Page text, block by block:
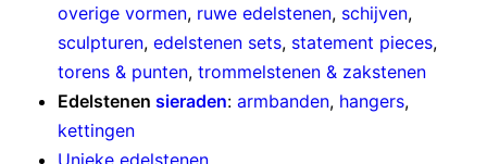
overige vormen, ruwe edelstenen, schijven,
sculpturen, edelstenen sets, statement pieces,
torens & punten, trommelstenen & zakstenen
Edelstenen sieraden: armbanden, hangers,
kettingen
Unieke edelstenen